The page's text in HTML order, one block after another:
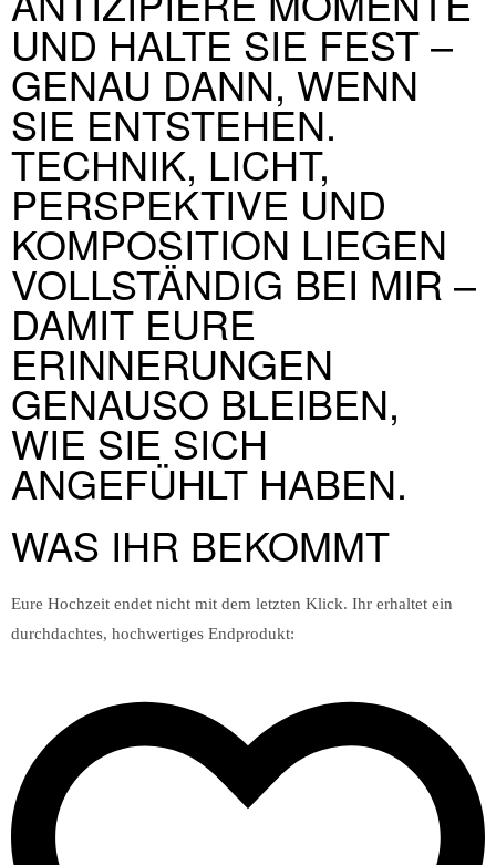
UND HALTE SIE FEST –
GENAU DANN, WENN
SIE ENTSTEHEN.
TECHNIK, LICHT,
PERSPEKTIVE UND
KOMPOSITION LIEGEN
VOLLSTÄNDIG BEI MIR –
DAMIT EURE
ERINNERUNGEN
GENAUSO BLEIBEN,
WIE SIE SICH
ANGEFÜHLT HABEN.
WAS IHR BEKOMMT
Eure Hochzeit endet nicht mit dem letzten Klick. Ihr erhaltet ein
durchdachtes, hochwertiges Endprodukt: